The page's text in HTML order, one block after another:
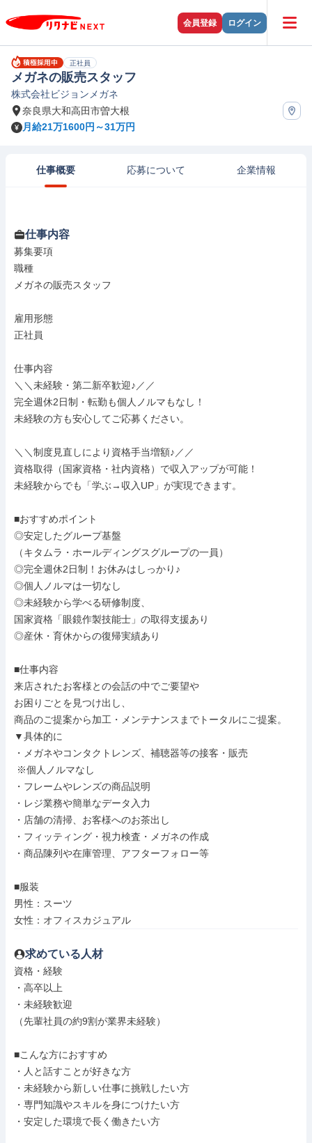
会員登録 ログイン
正社員
メガネの販売スタッフ
株式会社ビジョンメガネ
奈良県大和高田市曽大根
月給21万1600円～31万円
仕事概要 応募について 企業情報
仕事内容
募集要項
職種
メガネの販売スタッフ
雇用形態
正社員
仕事内容
＼＼未経験・第二新卒歓迎♪／／
完全週休2日制・転勤も個人ノルマもなし！
未経験の方も安心してご応募ください。
＼＼制度見直しにより資格手当増額♪／／
資格取得（国家資格・社内資格）で収入アップが可能！
未経験からでも「学ぶ→収入UP」が実現できます。
■おすすめポイント
◎安定したグループ基盤
（キタムラ・ホールディングスグループの一員）
◎完全週休2日制！お休みはしっかり♪
◎個人ノルマは一切なし
◎未経験から学べる研修制度、
国家資格「眼鏡作製技能士」の取得支援あり
◎産休・育休からの復帰実績あり
■仕事内容
来店されたお客様との会話の中でご要望や
お困りごとを見つけ出し、
商品のご提案から加工・メンテナンスまでトータルにご提案。
▼具体的に
・メガネやコンタクトレンズ、補聴器等の接客・販売
・フレームやレンズの商品説明
・レジ業務や簡単なデータ入力
・店舗の清掃、お客様へのお茶出し
・フィッティング・視力検査・メガネの作成
・商品陳列や在庫管理、アフターフォロー等
■服装
男性：スーツ
女性：オフィスカジュアル
求めている人材
資格・経験
・高卒以上
・未経験歓迎
（先輩社員の約9割が業界未経験）
■こんな方におすすめ
・人と話すことが好きな方
・未経験から新しい仕事に挑戦したい方
・専門知識やスキルを身につけたい方
・安定した環境で長く働きたい方